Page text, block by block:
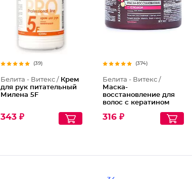
(39)
Белита - Витекс / Крем
для рук питательный
Милена 5F
343 ₽
(374)
Белита - Витекс /
Маска-
восстановление для
волос с кератином
316 ₽